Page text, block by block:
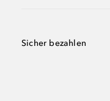
Sicher bezahlen